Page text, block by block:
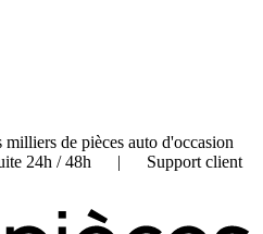
milliers de pièces auto d'occasion
24h / 48h | Support client